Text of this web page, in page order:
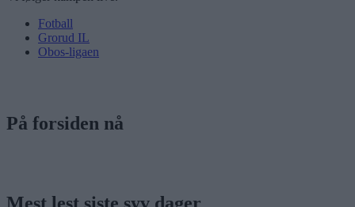
Fotball
Grorud IL
Obos-ligaen
På forsiden nå